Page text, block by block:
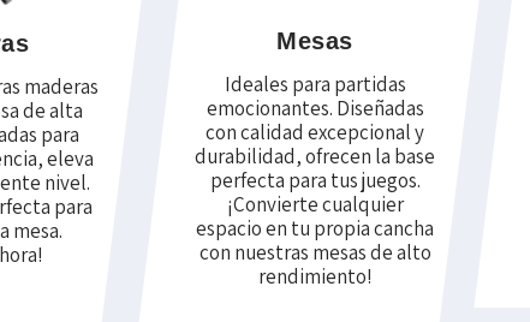
maderas
de alta
para
eleva
nivel.
para
mesa.
Mesas
Ideales para partidas
emocionantes. Diseñadas
con calidad excepcional y
durabilidad, ofrecen la base
perfecta para tus juegos.
¡Convierte cualquier
espacio en tu propia cancha
con nuestras mesas de alto
rendimiento!